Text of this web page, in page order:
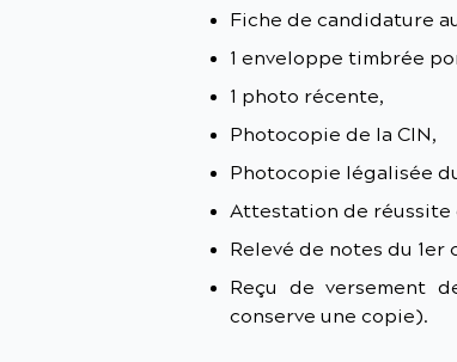
Fiche de candidature
1 enveloppe timbrée
1 photo récente,
Photocopie de la CIN,
Photocopie légalisée
Attestation de réussite
Relevé de notes du 1er
Reçu de versement
conserve une copie).